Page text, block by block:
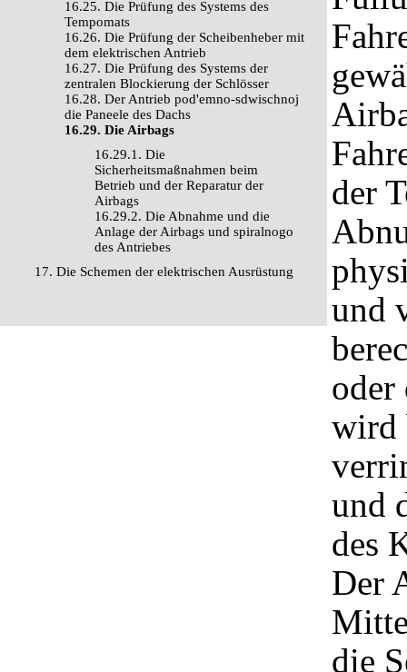
16.25. Die Prüfung des Systems des
Tempomats
16.26. Die Prüfung der Scheibenheber mit
dem elektrischen Antrieb
16.27. Die Prüfung des Systems der
zentralen Blockierung der Schlösser
16.28. Der Antrieb pod'emno-sdwischnoj
die Paneele des Dachs
16.29. Die Airbags
16.29.1. Die
Sicherheitsmaßnahmen beim
Betrieb und der Reparatur der
Airbags
16.29.2. Die Abnahme und die
Anlage der Airbags und spiralnogo
des Antriebes
17. Die Schemen der elektrischen Ausrüstung
der
und
oder
wird
und
des
Der
die